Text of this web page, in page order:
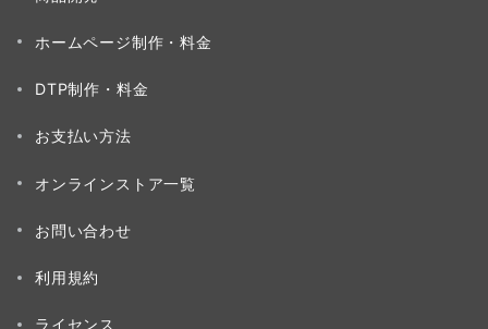
ホームページ制作・料金
DTP制作・料金
お支払い方法
オンラインストア一覧
お問い合わせ
利用規約
ライセンス